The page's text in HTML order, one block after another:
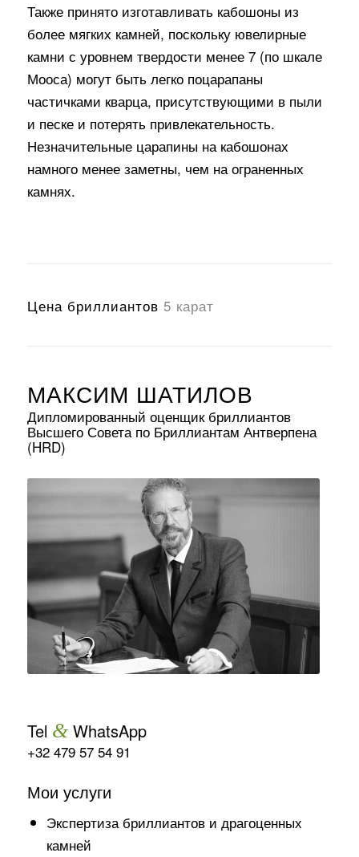
Также принято изготавливать кабошоны из
более мягких камней, поскольку ювелирные
камни с уровнем твердости менее 7 (пошкале
Мооса) могут быть легко поцарапаны
частичками кварца, присутствующими в пыли
и песке и потерять привлекательность.
Незначительные царапины на кабошонах
намного менее заметны, чем на ограненных
камнях.
Цена бриллиантов 10 карат
МАКСИМ ШАТИЛОВ
Дипломированный оценщик бриллиантов
Высшего Совета по Бриллиантам Антверпена
(HRD)
Tel &WhatsApp
+32 479 57 54 91
Мои услуги
Экспертиза бриллиантов и драгоценных
камней